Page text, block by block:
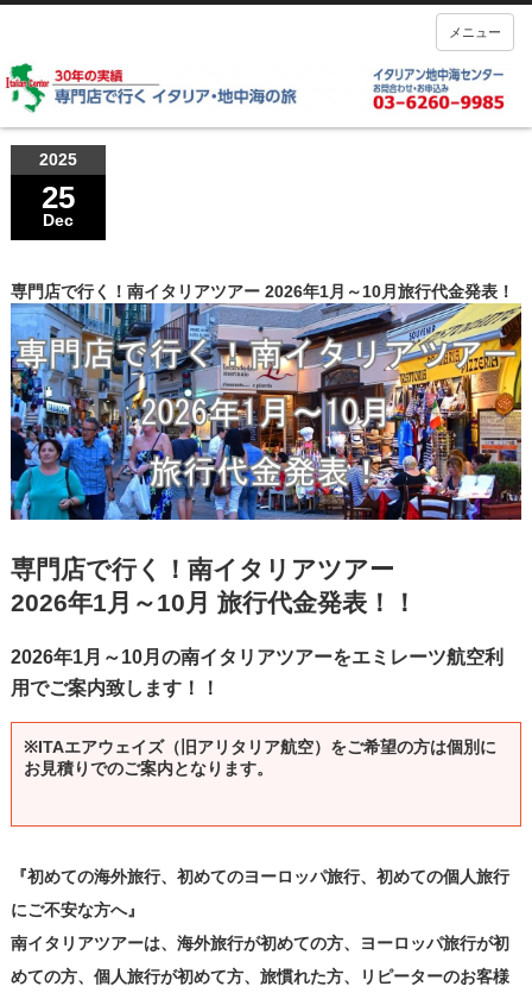
メニュー
2025
25
Dec
専門店で行く！南イタリアツアー 2026年1月～10月旅行代金発表！
専門店で行く！南イタリアツアー
2026年1月～10月 旅行代金発表！！
2026年1月～10月の南イタリアツアーをエミレーツ航空利
用でご案内致します！！
※ITAエアウェイズ（旧アリタリア航空）をご希望の方は個別に
お見積りでのご案内となります。
『初めての海外旅行、初めてのヨーロッパ旅行、初めての個人旅行
にご不安な方へ』
南イタリアツアーは、海外旅行が初めての方、ヨーロッパ旅行が初
めての方、個人旅行が初めて方、旅慣れた方、リピーターのお客様